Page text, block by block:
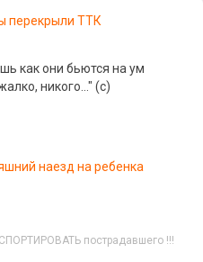
перекрыли ТТК
как они бьются на ум
никого…" (с)
наезд на ребенка
пострадавшего !!!